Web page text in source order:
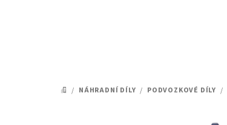
DOMŮ
/ NÁHRADNÍ DÍLY / PODVOZKOVÉ DÍLY /